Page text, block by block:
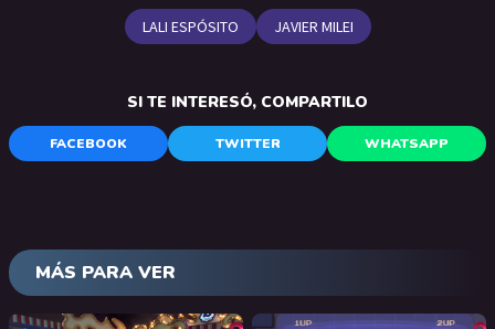
LALI ESPÓSITO JAVIER MILEI
SI TE INTERESÓ, COMPARTILO
FACEBOOK TWITTER WHATSAPP
MÁS PARA VER